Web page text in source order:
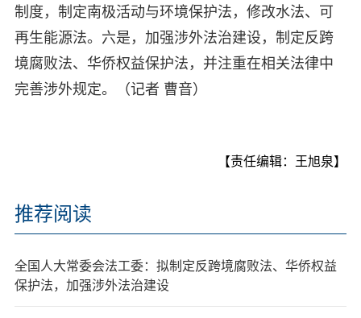
制度，制定南极活动与环境保护法，修改水法、可
再生能源法。六是，加强涉外法治建设，制定反跨
境腐败法、华侨权益保护法，并注重在相关法律中
完善涉外规定。（记者 曹音）
【责任编辑：王旭泉】
推荐阅读
全国人大常委会法工委：拟制定反跨境腐败法、华侨权益
保护法，加强涉外法治建设